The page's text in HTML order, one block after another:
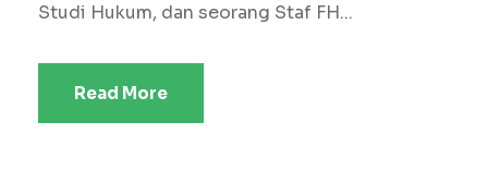
Studi Hukum, dan seorang Staf FH...
Read More